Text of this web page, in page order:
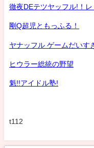
徹夜DEテツヤッフル!！レ
剛Q超児ともっふる！
ヤナッフル ゲームだいす
ヒウラー総統の野望
魁!!アイドル塾!
t112